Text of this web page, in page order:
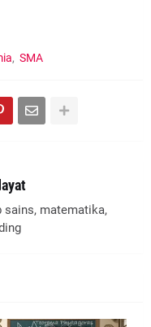
SMA
sains, matematika,